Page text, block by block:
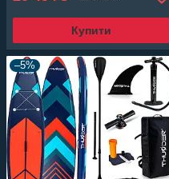
Купити
–5%